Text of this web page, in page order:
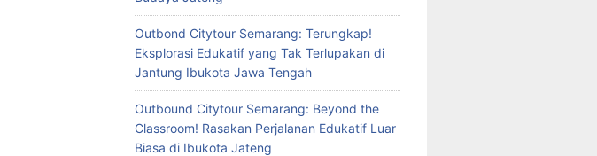
Outbond Citytour Semarang: Terungkap!
Eksplorasi Edukatif yang Tak Terlupakan di
Jantung Ibukota Jawa Tengah
Outbound Citytour Semarang: Beyond the
Classroom! Rasakan Perjalanan Edukatif Luar
Biasa di Ibukota Jateng